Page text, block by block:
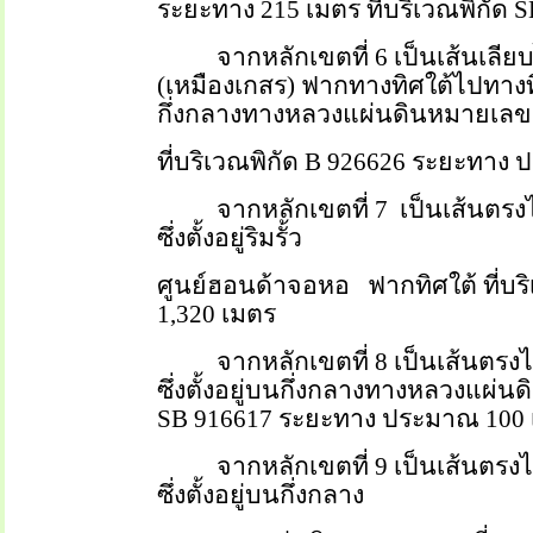
ระยะทาง 215 เมตร ที่บริเวณพิกัด
จากหลักเขตที่ 6 เป็นเส้นเลี
(เหมืองเกสร) ฟากทางทิศใต้ไปท
กึ่งกลางทางหลวงแผ่นดินหมายเลข
ที่บริเวณพิกัด B 926626 ระยะทาง
จากหลักเขตที่ 7 เป็นเส้นตร
ซึ่งตั้งอยู่ริมรั้ว
ศูนย์ฮอนด้าจอหอ
ฟากทิศใต้ ที่บ
1,320 เมตร
จากหลักเขตที่ 8 เป็นเส้นตร
ซึ่งตั้งอยู่บนกึ่งกลางทางหลวงแผ่น
SB 916617 ระยะทาง ประมาณ 100
จากหลักเขตที่ 9 เป็นเส้นตร
ซึ่งตั้งอยู่บนกึ่งกลาง